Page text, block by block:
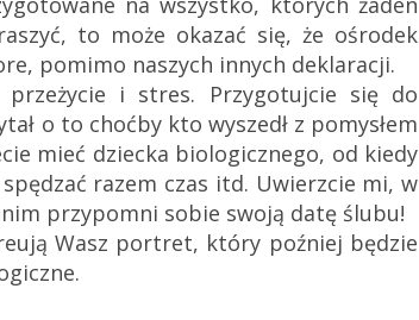
to może okazać się, że ośrodek
pomimo naszych innych deklaracji.
i stres. Przygotujcie się do
o to choćby kto wyszedł z pomysłem
mieć dziecka biologicznego, od kiedy
razem czas itd. Uwierzcie mi, w
przypomni sobie swoją datę ślubu!
Wasz portret, który poźniej będzie